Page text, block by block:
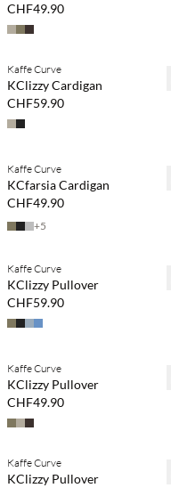
CHF49.90
NEUHEITEN
Kaufe mind. 2 & spare 20 %
Kaffe Curve
KClizzy Cardigan
CHF59.90
NEUHEITEN
Kaffe Curve
KCfarsia Cardigan
CHF49.90
+5
NEUHEITEN
Kaffe Curve
KClizzy Pullover
CHF59.90
NEUHEITEN
Kaffe Curve
KClizzy Pullover
CHF49.90
NEUHEITEN
Kaufe mind. 2 & spare 20 %
Kaffe Curve
KClizzy Pullover